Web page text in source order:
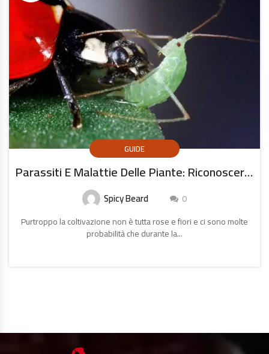
GUIDE
Parassiti E Malattie Delle Piante: Riconoscere E Risolvere Il Problema
Spicy Beard
0
Purtroppo la coltivazione non è tutta rose e fiori e ci sono molte
probabilità che durante la...